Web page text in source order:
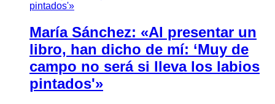
María Sánchez: «Al presentar un
libro, han dicho de mí: ‘Muy de
campo no será si lleva los labios
pintados'»